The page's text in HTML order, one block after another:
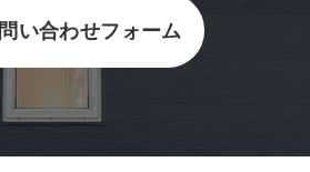
い合わせフォーム